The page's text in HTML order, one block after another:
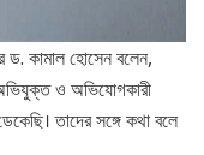
ড. কামাল হোসেন বলেন,
ও অভিযোগকারী
তাদের সঙ্গে কথা বলে